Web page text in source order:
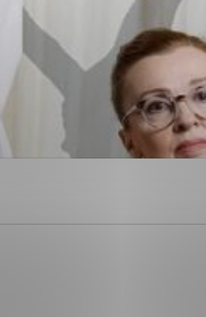
prevádzkovateľovi
a ponúknuť im
osobou.